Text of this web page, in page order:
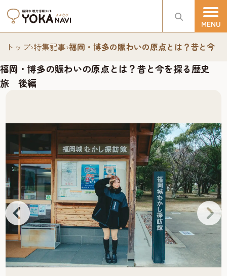
トップ›特集記事›福岡・博多の賑わいの原点とは？昔と今
福岡・博多の賑わいの原点とは？昔と今を探る歴史
旅 後編